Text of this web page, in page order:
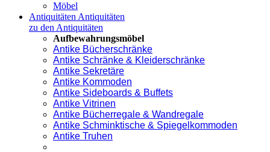
Möbel
Antiquitäten Antiquitäten
zu den Antiquitäten
Aufbewahrungsmöbel
Antike Bücherschränke
Antike Schränke & Kleiderschränke
Antike Sekretäre
Antike Kommoden
Antike Sideboards & Buffets
Antike Vitrinen
Antike Bücherregale & Wandregale
Antike Schminktische & Spiegelkommoden
Antike Truhen